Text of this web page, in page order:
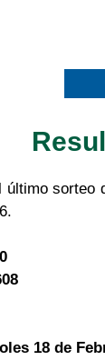
último sorteo
18 de